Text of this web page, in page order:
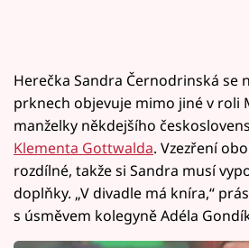
Herečka Sandra Černodrinská se
prknech objevuje mimo jiné v roli
manželky někdejšího
Klementa Gottwalda. Vzezření
rozdílné, takže si Sandra musí
doplňky. „V divadle má kníra,“
s úsměvem kolegyně Adéla